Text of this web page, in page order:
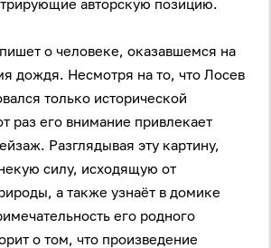
авторскую позицию.
о человеке, оказавшемся на
дождя. Несмотря на то, что Лосев
только исторической
раз его внимание привлекает
Разглядывая эту картину,
силу, исходящую от
а также узнаёт в домике
его родного
о том, что произведение